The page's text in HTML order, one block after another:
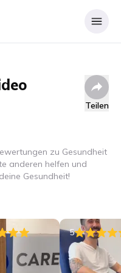
Teilen
zu Gesundheit
anderen helfen und
Gesundheit!
5